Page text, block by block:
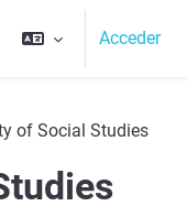
Acceder
of Social Studies